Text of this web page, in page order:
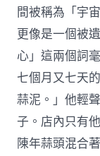
間被稱為「宇
更像是一個被
心」這兩個詞
七個月又七天
蒜泥。」他輕
子。店內只有
陳年蒜頭混合